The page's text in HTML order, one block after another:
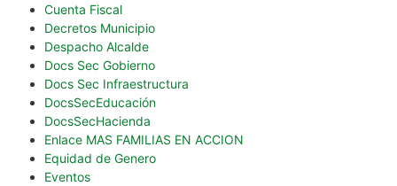
Cuenta Fiscal
Decretos Municipio
Despacho Alcalde
Docs Sec Gobierno
Docs Sec Infraestructura
DocsSecEducación
DocsSecHacienda
Enlace MAS FAMILIAS EN ACCION
Equidad de Genero
Eventos